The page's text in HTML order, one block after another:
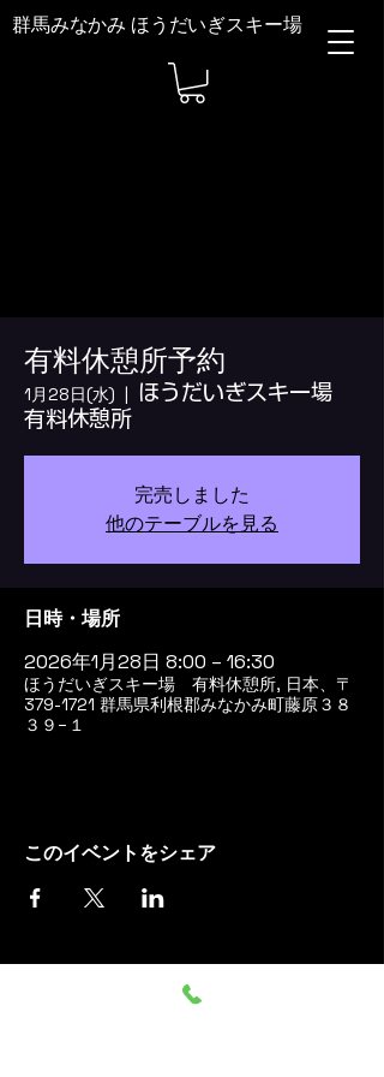
群馬みなかみ ほうだいぎスキー場
有料休憩所予約
1月28日(水)
  |
ほうだいぎスキー場
有料休憩所
完売しました
他のテーブルを見る
日時・場所
2026年1月28日 8:00 – 16:30
ほうだいぎスキー場 有料休憩所, 日本、〒
379-1721 群馬県利根郡みなかみ町藤原３８
３９−１
このイベントをシェア
群馬みなかみ ほうだいぎス